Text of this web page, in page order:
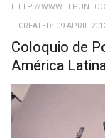
HTTP://
CREATED: 09 APRIL
Coloquio de
América